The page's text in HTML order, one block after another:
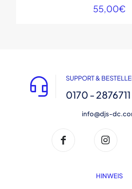
55,00€
SUPPORT &
0170 - 2876711
info@djs-
HINWEIS